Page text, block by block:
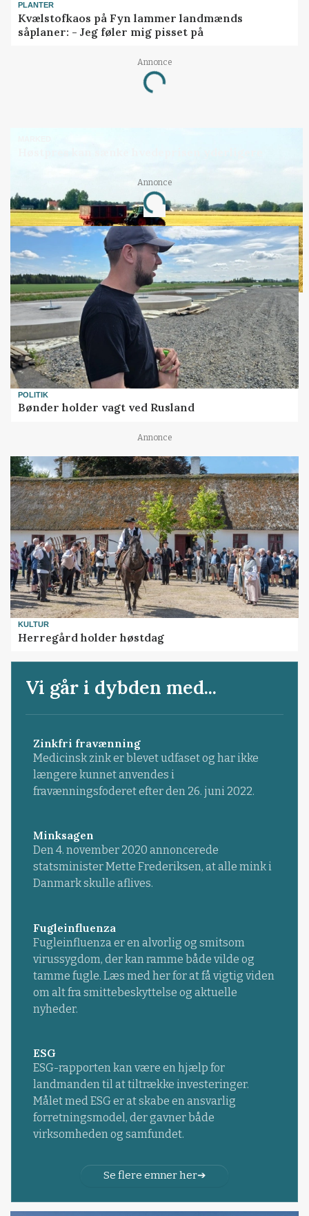
PLANTER
Kvælstofkaos på Fyn lammer landmænds
såplaner: - Jeg føler mig pisset på
Annonce
Loading...
Annonce
Loading...
POLITIK
Bønder holder vagt ved Rusland
Annonce
KULTUR
Herregård holder høstdag
Vi går i dybden med...
Zinkfri fravænning
Medicinsk zink er blevet udfaset og har ikke
længere kunnet anvendes i
fravænningsfoderet efter den 26. juni 2022.
Minksagen
Den 4. november 2020 annoncerede
statsminister Mette Frederiksen, at alle mink i
Danmark skulle aflives.
Fugleinfluenza
Fugleinfluenza er en alvorlig og smitsom
virussygdom, der kan ramme både vilde og
tamme fugle. Læs med her for at få vigtig viden
om alt fra smittebeskyttelse og aktuelle
nyheder.
ESG
ESG-rapporten kan være en hjælp for
landmanden til at tiltrække investeringer.
Målet med ESG er at skabe en ansvarlig
forretningsmodel, der gavner både
virksomheden og samfundet.
Se flere emner her